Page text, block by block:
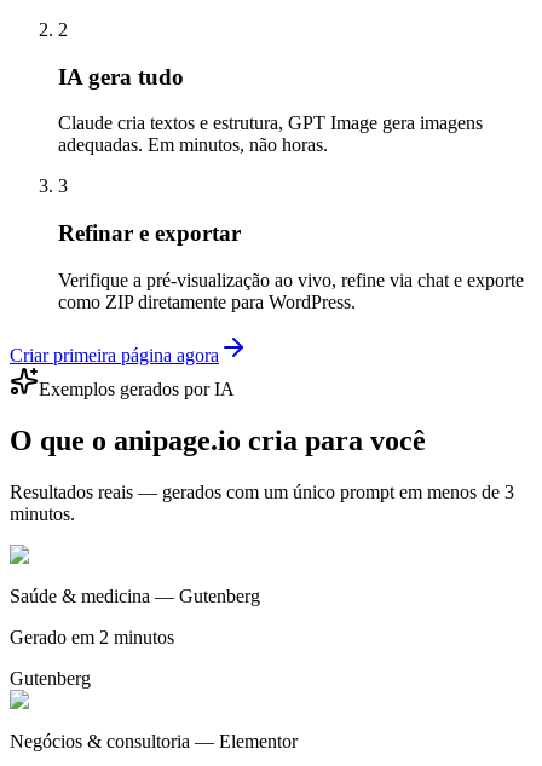
2
IA gera tudo
Claude cria textos e estrutura, GPT Image gera imagens
adequadas. Em minutos, não horas.
3
Refinar e exportar
Verifique a pré-visualização ao vivo, refine via chat e exporte
como ZIP diretamente para WordPress.
Criar primeira página agora
Exemplos gerados por IA
O que o anipage.io cria para você
Resultados reais — gerados com um único prompt em menos de 3
minutos.
Saúde & medicina — Gutenberg
Gerado em 2 minutos
Gutenberg
Negócios & consultoria — Elementor